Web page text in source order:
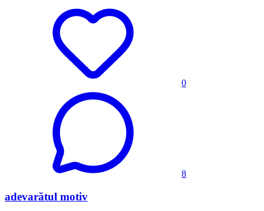
0
8
adevarătul motiv